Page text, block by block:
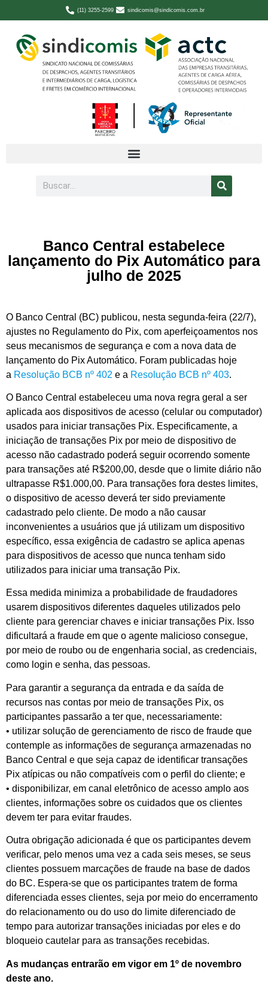
(11) 3255-2599 sindicomis@sindicomis.com.br
Banco Central estabelece
lançamento do Pix Automático para
julho de 2025
O Banco Central (BC) publicou, nesta segunda-feira (22/7),
ajustes no Regulamento do Pix, com aperfeiçoamentos nos
seus mecanismos de segurança e com a nova data de
lançamento do Pix Automático. Foram publicadas hoje
a Resolução BCB nº 402 e a Resolução BCB nº 403.
O Banco Central estabeleceu uma nova regra geral a ser
aplicada aos dispositivos de acesso (celular ou computador)
usados para iniciar transações Pix. Especificamente, a
iniciação de transações Pix por meio de dispositivo de
acesso não cadastrado poderá seguir ocorrendo somente
para transações até R$200,00, desde que o limite diário não
ultrapasse R$1.000,00. Para transações fora destes limites,
o dispositivo de acesso deverá ter sido previamente
cadastrado pelo cliente. De modo a não causar
inconvenientes a usuários que já utilizam um dispositivo
específico, essa exigência de cadastro se aplica apenas
para dispositivos de acesso que nunca tenham sido
utilizados para iniciar uma transação Pix.
Essa medida minimiza a probabilidade de fraudadores
usarem dispositivos diferentes daqueles utilizados pelo
cliente para gerenciar chaves e iniciar transações Pix. Isso
dificultará a fraude em que o agente malicioso consegue,
por meio de roubo ou de engenharia social, as credenciais,
como login e senha, das pessoas.
Para garantir a segurança da entrada e da saída de
recursos nas contas por meio de transações Pix, os
participantes passarão a ter que, necessariamente:
• utilizar solução de gerenciamento de risco de fraude que
contemple as informações de segurança armazenadas no
Banco Central e que seja capaz de identificar transações
Pix atípicas ou não compatíveis com o perfil do cliente; e
• disponibilizar, em canal eletrônico de acesso amplo aos
clientes, informações sobre os cuidados que os clientes
devem ter para evitar fraudes.
Outra obrigação adicionada é que os participantes devem
verificar, pelo menos uma vez a cada seis meses, se seus
clientes possuem marcações de fraude na base de dados
do BC. Espera-se que os participantes tratem de forma
diferenciada esses clientes, seja por meio do encerramento
do relacionamento ou do uso do limite diferenciado de
tempo para autorizar transações iniciadas por eles e do
bloqueio cautelar para as transações recebidas.
As mudanças entrarão em vigor em 1º de novembro
deste ano.